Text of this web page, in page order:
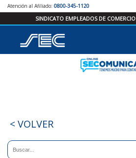
Atención al Afiliado: 0800-345-1120
SINDICATO EMPLEADOS DE COMERCIO
< VOLVER